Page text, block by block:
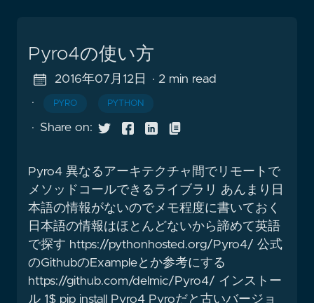
Pyro4の使い方
2016年07月12日
· 2 min read
·
PYRO PYTHON
· Share on:
Pyro4 異なるアーキテクチャ間でリモートで
メソッドコールできるライブラリ あんまり日
本語の情報がないのでメモ程度に書いておく
日本語の情報はほとんどないから諦めて英語
で探す https://pythonhosted.org/Pyro4/ 公式
のGithubのExampleとか参考にする
https://github.com/delmic/Pyro4/ インストー
ル 1$ pip install Pyro4 Pyroだと古いバージョ